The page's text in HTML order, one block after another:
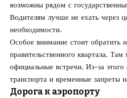
возможны рядом с
Водителям лучше не ехать через
необходимости.
Особое внимание стоит обратить
правительственного квартала.
официальные встречи. Из-за
транспорта и временные запреты
Дорога к аэропорту